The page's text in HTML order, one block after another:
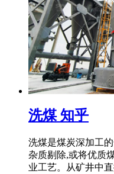
洗煤 知乎
洗煤是煤炭深加工
杂质剔除,或将优质
业工艺。从矿井中